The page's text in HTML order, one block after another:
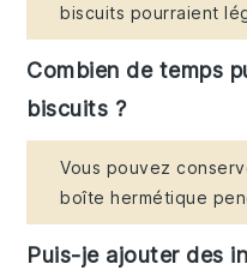
biscuits pourraient
Combien de temps
biscuits ?
Vous pouvez
boîte hermétique
Puis-je ajouter des